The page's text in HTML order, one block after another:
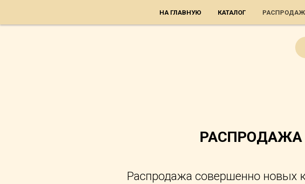
РАСПРОДАЖА
Распродажа совершенно новых
НА ГЛАВНУЮ КАТАЛОГ